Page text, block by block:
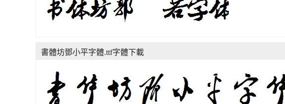
書體坊鄧小平字體.ttf字體下載